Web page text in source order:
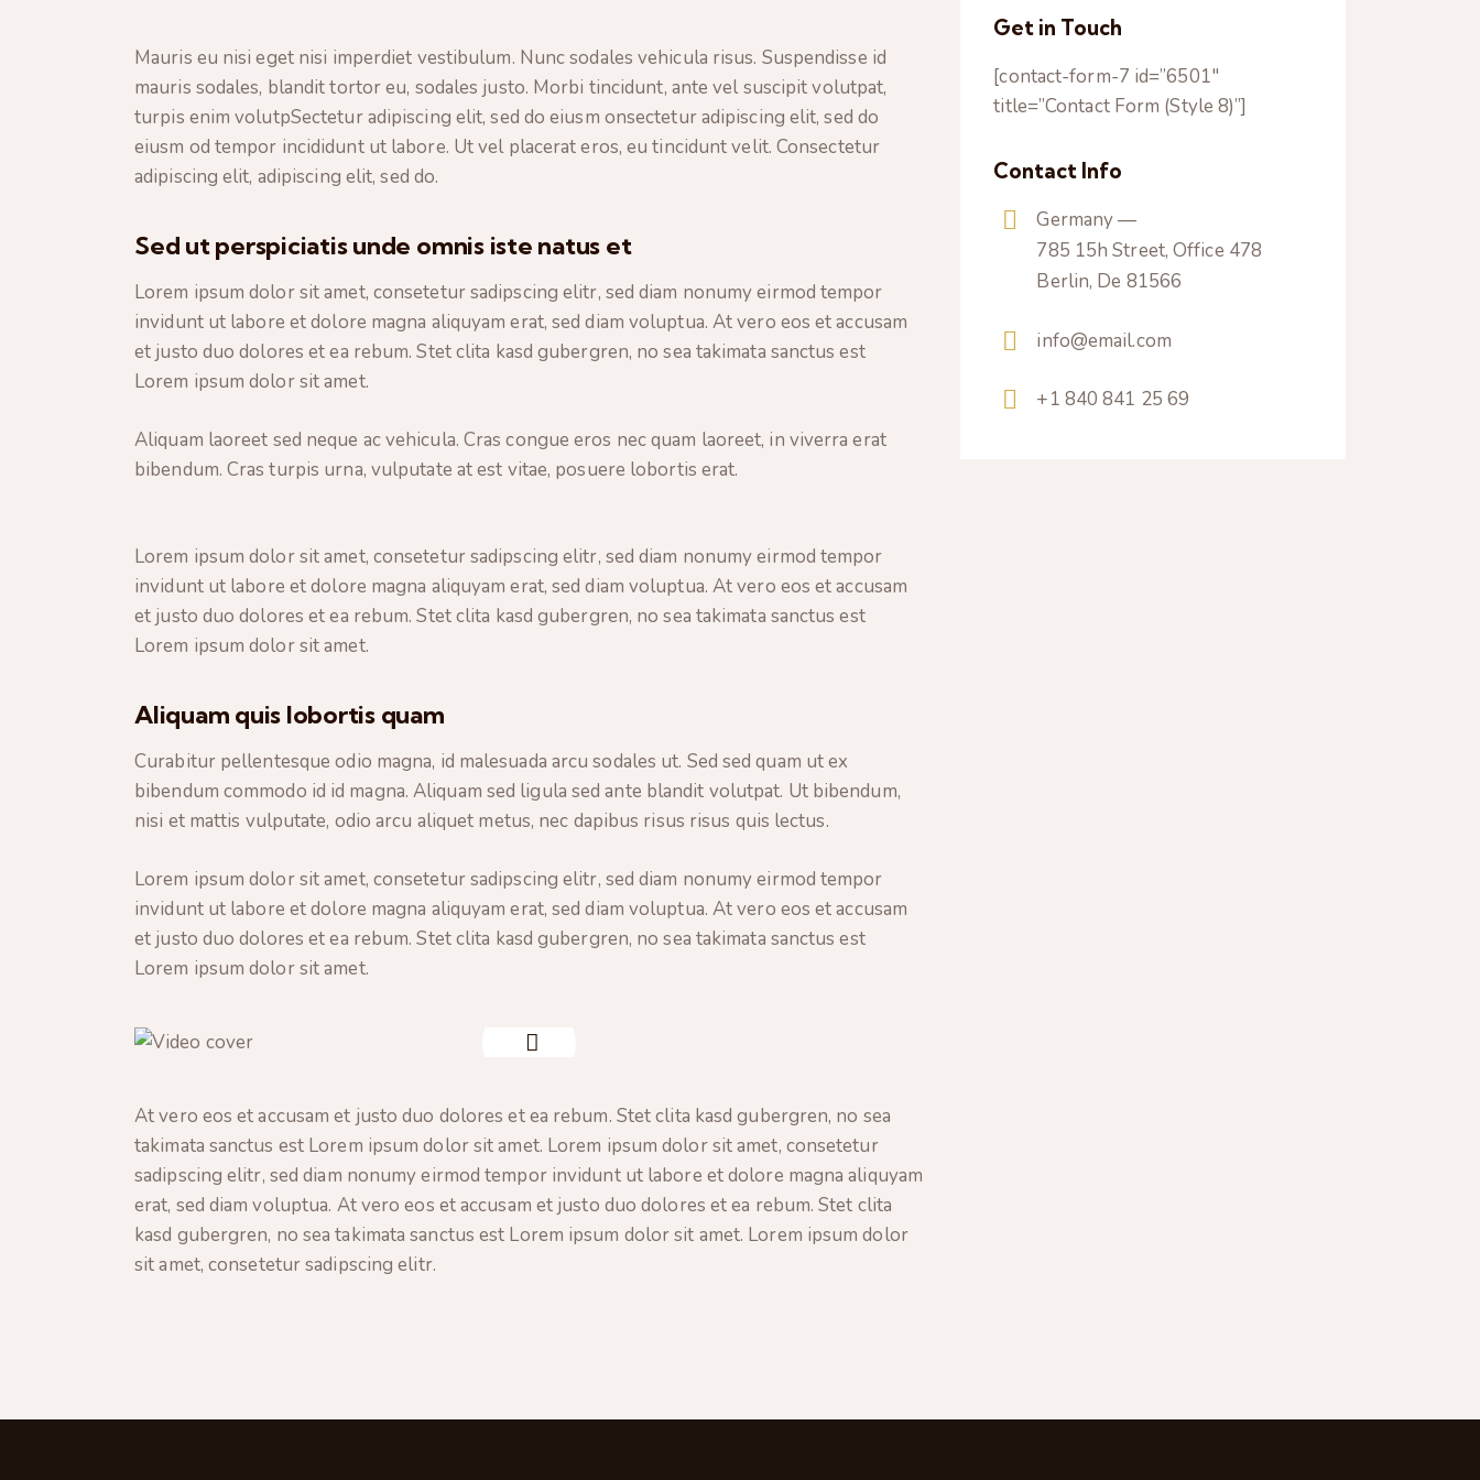
Mauris eu nisi eget nisi imperdiet vestibulum. Nunc sodales vehicula risus. Suspendisse id
mauris sodales, blandit tortor eu, sodales justo. Morbi tincidunt, ante vel suscipit volutpat,
turpis enim volutpSectetur adipiscing elit, sed do eiusm onsectetur adipiscing elit, sed do
eiusm od tempor incididunt ut labore. Ut vel placerat eros, eu tincidunt velit. Consectetur
adipiscing elit, adipiscing elit, sed do.
Sed ut perspiciatis unde omnis iste natus et
Lorem ipsum dolor sit amet, consetetur sadipscing elitr, sed diam nonumy eirmod tempor
invidunt ut labore et dolore magna aliquyam erat, sed diam voluptua. At vero eos et accusam
et justo duo dolores et ea rebum. Stet clita kasd gubergren, no sea takimata sanctus est
Lorem ipsum dolor sit amet.
Aliquam laoreet sed neque ac vehicula. Cras congue eros nec quam laoreet, in viverra erat
bibendum. Cras turpis urna, vulputate at est vitae, posuere lobortis erat.
Lorem ipsum dolor sit amet, consetetur sadipscing elitr, sed diam nonumy eirmod tempor
invidunt ut labore et dolore magna aliquyam erat, sed diam voluptua. At vero eos et accusam
et justo duo dolores et ea rebum. Stet clita kasd gubergren, no sea takimata sanctus est
Lorem ipsum dolor sit amet.
Aliquam quis lobortis quam
Curabitur pellentesque odio magna, id malesuada arcu sodales ut. Sed sed quam ut ex
bibendum commodo id id magna. Aliquam sed ligula sed ante blandit volutpat. Ut bibendum,
nisi et mattis vulputate, odio arcu aliquet metus, nec dapibus risus risus quis lectus.
Lorem ipsum dolor sit amet, consetetur sadipscing elitr, sed diam nonumy eirmod tempor
invidunt ut labore et dolore magna aliquyam erat, sed diam voluptua. At vero eos et accusam
et justo duo dolores et ea rebum. Stet clita kasd gubergren, no sea takimata sanctus est
Lorem ipsum dolor sit amet.
At vero eos et accusam et justo duo dolores et ea rebum. Stet clita kasd gubergren, no sea
takimata sanctus est Lorem ipsum dolor sit amet. Lorem ipsum dolor sit amet, consetetur
sadipscing elitr, sed diam nonumy eirmod tempor invidunt ut labore et dolore magna aliquyam
erat, sed diam voluptua. At vero eos et accusam et justo duo dolores et ea rebum. Stet clita
kasd gubergren, no sea takimata sanctus est Lorem ipsum dolor sit amet. Lorem ipsum dolor
sit amet, consetetur sadipscing elitr.
Get in Touch
[contact-form-7 id=”6501″
title=”Contact Form (Style 8)”]
Contact Info
Germany —
785 15h Street, Office 478
Berlin, De 81566
info@email.com
+1 840 841 25 69